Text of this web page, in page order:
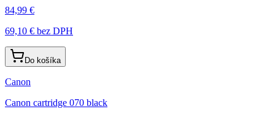
84,99 €
69,10 € bez DPH
Do košíka
Canon
Canon cartridge 070 black